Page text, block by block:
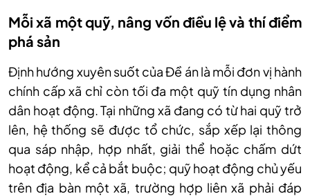
Mỗi xã một quỹ, nâng vốn điều lệ và thí điểm
phá sản
Định hướng xuyên suốt của Đề án là mỗi đơn vị hành
chính cấp xã chỉ còn tối đa một quỹ tín dụng nhân
dân hoạt động. Tại những xã đang có từ hai quỹ trở
lên, hệ thống sẽ được tổ chức, sắp xếp lại thông
qua sáp nhập, hợp nhất, giải thể hoặc chấm dứt
hoạt động, kể cả bắt buộc; quỹ hoạt động chủ yếu
trên địa bàn một xã, trường hợp liên xã phải đáp